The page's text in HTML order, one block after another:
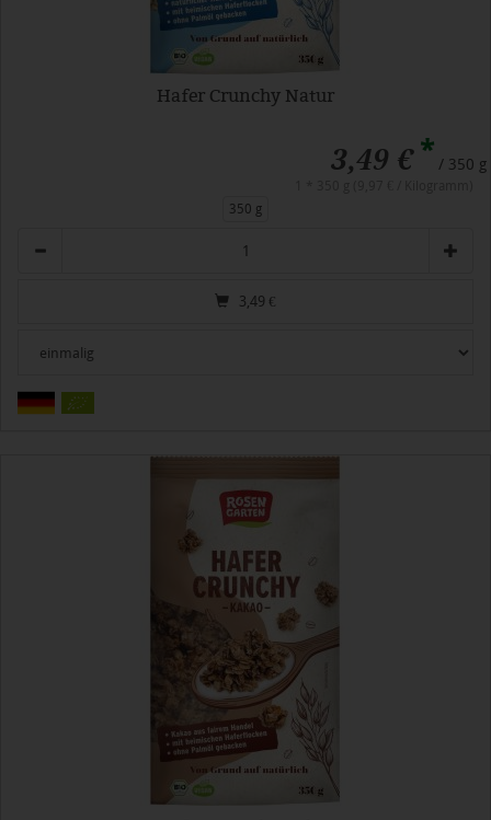
Hafer Crunchy Natur
3,49 €* / 350 g
350 g
3,49 €